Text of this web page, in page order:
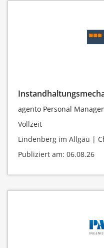
agento Personal
Vollzeit
Lindenberg im Allgäu |
Publiziert am: 06.08.26